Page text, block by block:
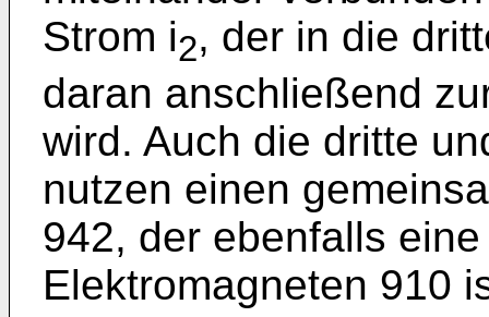
Strom i2, der in die
daran anschließend
wird. Auch die dritte
nutzen einen
942, der ebenfalls
Elektromagneten 910